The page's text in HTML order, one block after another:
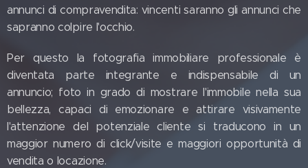
annunci di compravendita: vincenti saranno gli annunci che
sapranno colpire l'occhio.
Per questo la fotografia immobiliare professionale è
diventata parte integrante e indispensabile di un
annuncio; foto in grado di mostrare l'immobile nella sua
bellezza, capaci di emozionare e attirare visivamente
l'attenzione del potenziale cliente si traducono in un
maggior numero di click/visite e maggiori opportunità di
vendita o locazione.